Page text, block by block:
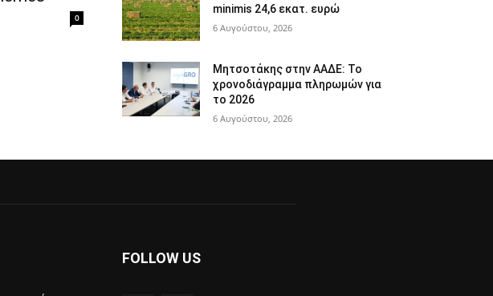
0
minimis 24,6 εκατ. ευρώ
6 Αυγούστου, 2026
Μητσοτάκης στην ΑΑΔΕ: Το
χρονοδιάγραμμα πληρωμών για
το 2026
6 Αυγούστου, 2026
FOLLOW US